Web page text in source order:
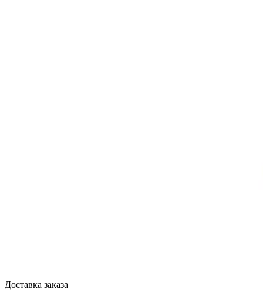
Доставка заказа